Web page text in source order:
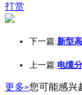
打赏
下一篇:新型
上一篇:电缆
更多»您可能感兴